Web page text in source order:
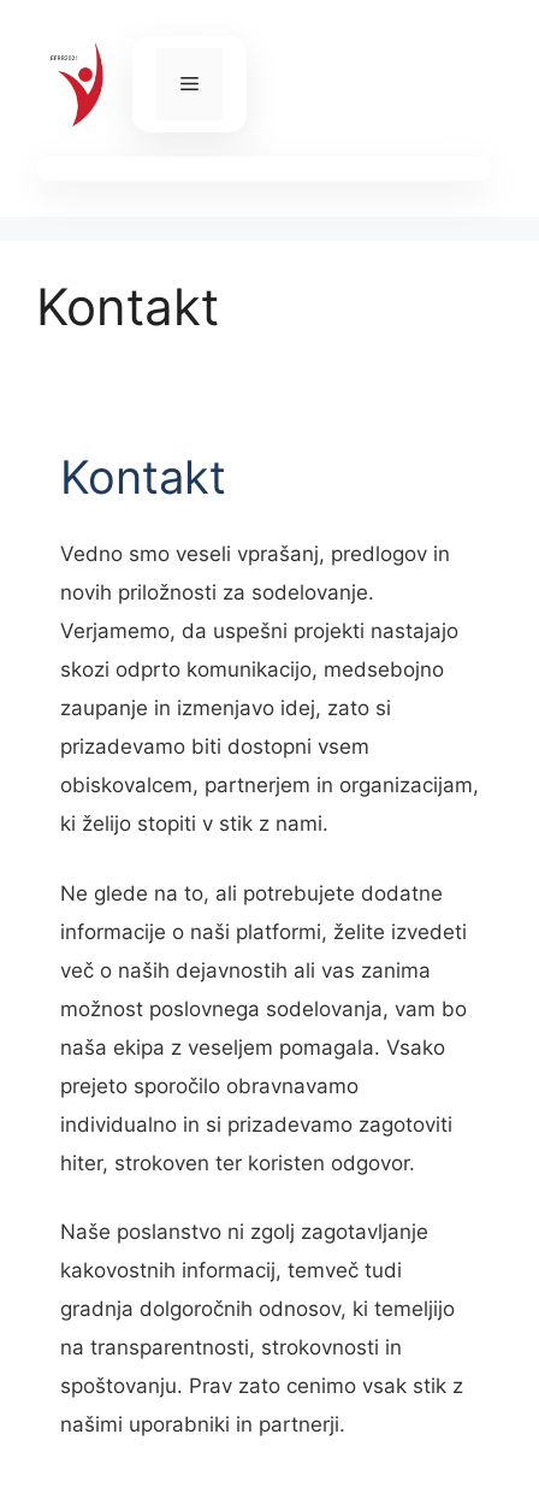
content
Menu
Kontakt
Kontakt
Vedno smo veseli vprašanj, predlogov in
novih priložnosti za sodelovanje.
Verjamemo, da uspešni projekti nastajajo
skozi odprto komunikacijo, medsebojno
zaupanje in izmenjavo idej, zato si
prizadevamo biti dostopni vsem
obiskovalcem, partnerjem in organizacijam,
ki želijo stopiti v stik z nami.
Ne glede na to, ali potrebujete dodatne
informacije o naši platformi, želite izvedeti
več o naših dejavnostih ali vas zanima
možnost poslovnega sodelovanja, vam bo
naša ekipa z veseljem pomagala. Vsako
prejeto sporočilo obravnavamo
individualno in si prizadevamo zagotoviti
hiter, strokoven ter koristen odgovor.
Naše poslanstvo ni zgolj zagotavljanje
kakovostnih informacij, temveč tudi
gradnja dolgoročnih odnosov, ki temeljijo
na transparentnosti, strokovnosti in
spoštovanju. Prav zato cenimo vsak stik z
našimi uporabniki in partnerji.